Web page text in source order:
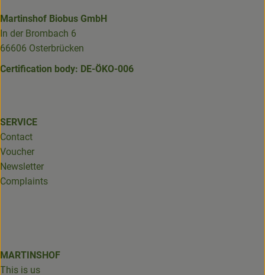
Martinshof Biobus GmbH
In der Brombach 6
66606 Osterbrücken
Certification body: DE-ÖKO-006
SERVICE
Contact
Voucher
Newsletter
Complaints
MARTINSHOF
This is us